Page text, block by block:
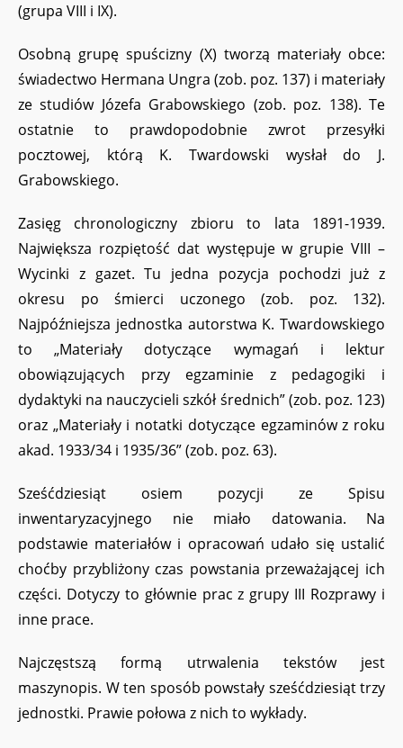
(grupa VIII i IX).
Osobną grupę spuścizny (X) tworzą materiały obce:
świadectwo Hermana Ungra (zob. poz. 137) i materiały
ze studiów Józefa Grabowskiego (zob. poz. 138). Te
ostatnie to prawdopodobnie zwrot przesyłki
pocztowej, którą K. Twardowski wysłał do J.
Grabowskiego.
Zasięg chronologiczny zbioru to lata 1891-1939.
Największa rozpiętość dat występuje w grupie VIII –
Wycinki z gazet. Tu jedna pozycja pochodzi już z
okresu po śmierci uczonego (zob. poz. 132).
Najpóźniejsza jednostka autorstwa K. Twardowskiego
to „Materiały dotyczące wymagań i lektur
obowiązujących przy egzaminie z pedagogiki i
dydaktyki na nauczycieli szkół średnich” (zob. poz. 123)
oraz „Materiały i notatki dotyczące egzaminów z roku
akad. 1933/34 i 1935/36” (zob. poz. 63).
Sześćdziesiąt osiem pozycji ze Spisu
inwentaryzacyjnego nie miało datowania. Na
podstawie materiałów i opracowań udało się ustalić
choćby przybliżony czas powstania przeważającej ich
części. Dotyczy to głównie prac z grupy III Rozprawy i
inne prace.
Najczęstszą formą utrwalenia tekstów jest
maszynopis. W ten sposób powstały sześćdziesiąt trzy
jednostki. Prawie połowa z nich to wykłady.